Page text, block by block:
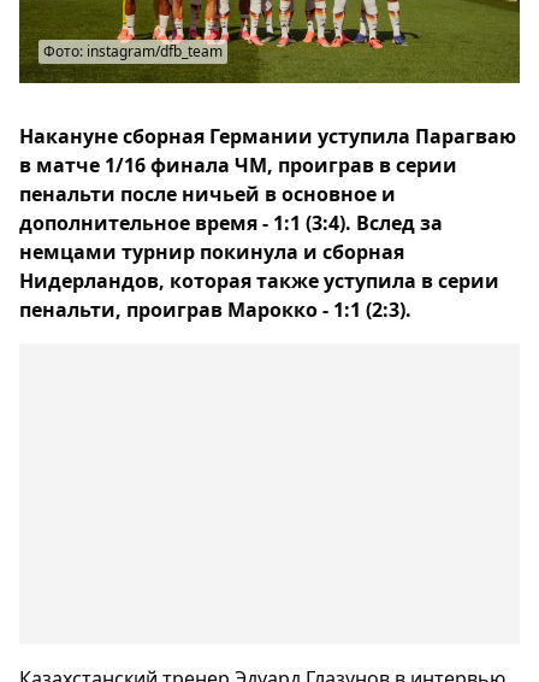
Фото: instagram/dfb_team
Накануне сборная Германии уступила Парагваю
в матче 1/16 финала ЧМ, проиграв в серии
пенальти после ничьей в основное и
дополнительное время - 1:1 (3:4). Вслед за
немцами турнир покинула и сборная
Нидерландов, которая также уступила в серии
пенальти, проиграв Марокко - 1:1 (2:3).